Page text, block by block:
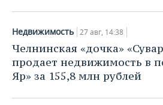
Недвижимость 27 авг, 14:38
Челнинская «дочка»
продает недвижимость в
Яр» за 155,8 млн рублей